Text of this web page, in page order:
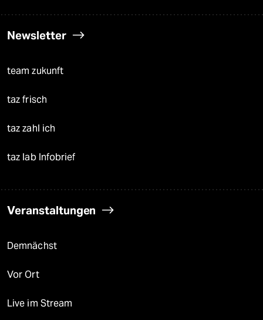
Newsletter
team zukunft
taz frisch
taz zahl ich
taz lab Infobrief
Veranstaltungen
Demnächst
Vor Ort
Live im Stream